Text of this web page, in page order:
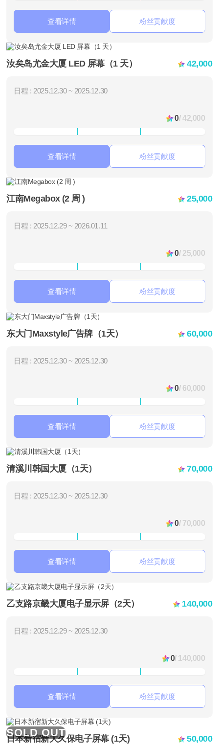
查看详情 粉丝贡献度
汝矣岛尤金大厦 LED 屏幕（1 天） 42,000
日程 : 2025.12.30 ~ 2025.12.30
0/ 42,000
查看详情 粉丝贡献度
江南Megabox (2 周 ) 25,000
日程 : 2025.12.29 ~ 2026.01.11
0/ 25,000
查看详情 粉丝贡献度
东大门Maxstyle广告牌（1天） 60,000
日程 : 2025.12.30 ~ 2025.12.30
0/ 60,000
查看详情 粉丝贡献度
清溪川韩国大厦（1天） 70,000
日程 : 2025.12.30 ~ 2025.12.30
0/ 70,000
查看详情 粉丝贡献度
乙支路京畿大厦电子显示屏（2天） 140,000
日程 : 2025.12.29 ~ 2025.12.30
0/ 140,000
查看详情 粉丝贡献度
SOLD OUT
日本新宿新大久保电子屏幕 (1天) 50,000